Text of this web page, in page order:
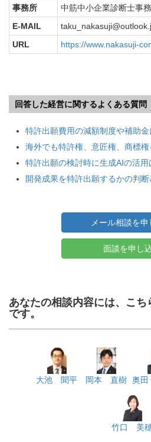
事務所
中筋中小企業診断士事
E-MAIL
URL
https://www.nakasuji-
回答した経営に関するよくある質問
特許出願費用の減額制度や補助金
海外でも特許権、意匠権、商標
特許出願の検討時に生成AIの活
開発成果を特許出願するかの判
メール相談を
面談を申し
あなたの相談内容には、こ
です。
大池 聞平 岡本 直樹 奥
竹口 美